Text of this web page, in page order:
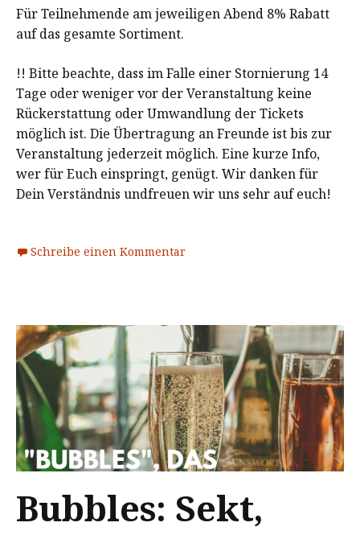
Für Teilnehmende am jeweiligen Abend 8% Rabatt
auf das gesamte Sortiment.
!! Bitte beachte, dass im Falle einer Stornierung 14
Tage oder weniger vor der Veranstaltung keine
Rückerstattung oder Umwandlung der Tickets
möglich ist. Die Übertragung an Freunde ist bis zur
Veranstaltung jederzeit möglich. Eine kurze Info,
wer für Euch einspringt, genügt. Wir danken für
Dein Verständnis undfreuen wir uns sehr auf euch!
Schreibe einen Kommentar
Bubbles: Sekt,